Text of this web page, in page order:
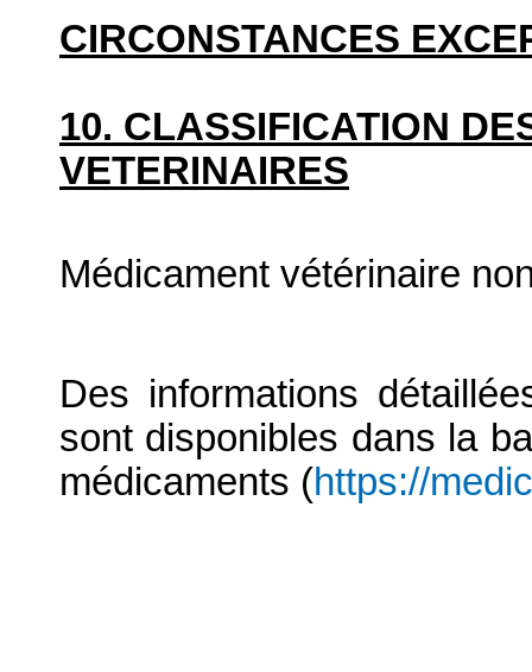
CIRCONSTANCES
10. CLASSIFICATION
VETERINAIRES
Médicament vétérinaire
Des informations
sont disponibles dans la
médicaments (https://